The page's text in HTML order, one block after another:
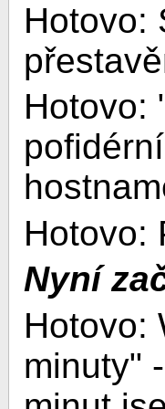
Hotovo:
Hotovo:
Hotovo:
Nyní
Hotovo:
minuty"